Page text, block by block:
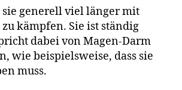
generell viel länger mit
kämpfen. Sie ist ständig
dabei von Magen-Darm
wie beispielsweise, dass sie
muss.